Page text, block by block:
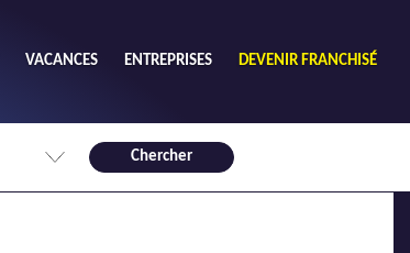
VACANCES ENTREPRISES DEVENIR FRANCHISÉ
Chercher